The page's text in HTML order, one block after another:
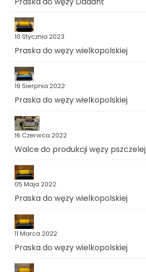
10 Stycznia 2023
Praska do węzy wielkopolskiej
19 Sierpnia 2022
Praska do węzy wielkopolskiej
16 Czerwca 2022
Walce do produkcji węzy pszczelej
05 Maja 2022
Praska do węzy wielkopolskiej
11 Marca 2022
Praska do węzy wielkopolskiej